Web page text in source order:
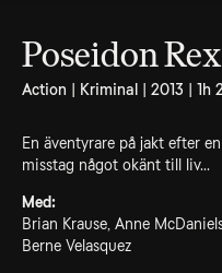
Poseidon Rex
Action | Kriminal | 2013 | 1h
En äventyrare på jakt efter
misstag något okänt till liv...
Med:
Brian Krause, Anne
Berne Velasquez